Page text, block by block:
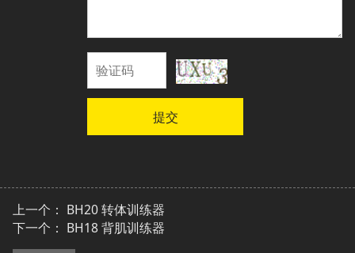
提交
上一个： BH20 转体训练器
下一个： BH18 背肌训练器